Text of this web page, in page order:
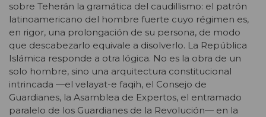
sobre Teherán la gramática del caudillismo: el patrón
latinoamericano del hombre fuerte cuyo régimen es,
en rigor, una prolongación de su persona, de modo
que descabezarlo equivale a disolverlo. La República
Islámica responde a otra lógica. No es la obra de un
solo hombre, sino una arquitectura constitucional
intrincada —el velayat-e faqih, el Consejo de
Guardianes, la Asamblea de Expertos, el entramado
paralelo de los Guardianes de la Revolución— en la